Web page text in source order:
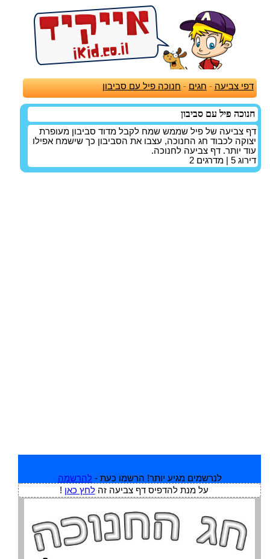
דפי צביעה - חגים - חנוכה פיל עם סביבון
חנוכה פיל עם סביבון
דף צביעה של פיל שממש שמח לקבל מדוד סביבון מעופרת
יצוקה לכבוד חג החנוכה, עצבו את הסביבון כך שישמח אפילו
עוד יותר. דף צביעה לחנוכה.
דירוג 5 | מדרגים 2
לנרשמים מגיע יותר! הרשמו כעת - להרשמה
על מנת להדפיס דף צביעה זהלחץ כאן !